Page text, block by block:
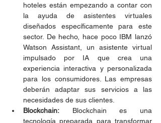
hoteles están empezando a contar con
la ayuda de asistentes virtuales
diseñados específicamente para este
sector. De hecho, hace poco IBM lanzó
Watson Assistant, un asistente virtual
impulsado por IA que crea una
experiencia interactiva y personalizada
para los consumidores. Las empresas
deberán adaptar sus servicios a las
necesidades de sus clientes.
Blockchain: Blockchain es una
tecnología preparada para transformar